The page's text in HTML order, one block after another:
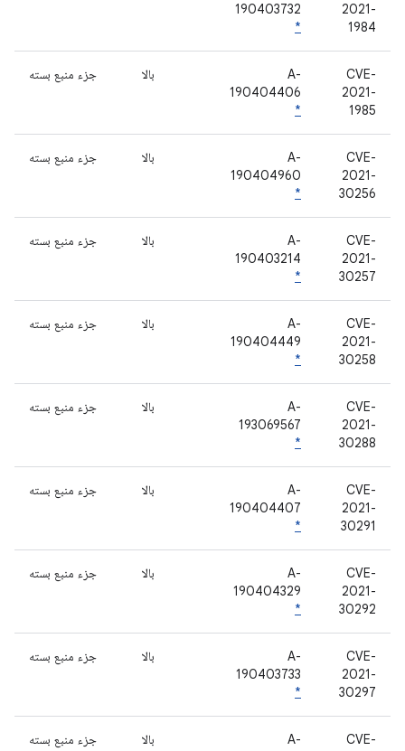
2021-
1984
190403732
*
CVE-
2021-
1985
A-
190404406
*
بالا جزء منبع بسته
CVE-
2021-
30256
A-
190404960
*
بالا جزء منبع بسته
CVE-
2021-
30257
A-
190403214
*
بالا جزء منبع بسته
CVE-
2021-
30258
A-
190404449
*
بالا جزء منبع بسته
CVE-
2021-
30288
A-
193069567
*
بالا جزء منبع بسته
CVE-
2021-
30291
A-
190404407
*
بالا جزء منبع بسته
CVE-
2021-
30292
A-
190404329
*
بالا جزء منبع بسته
CVE-
2021-
30297
A-
190403733
*
بالا جزء منبع بسته
CVE-
A-
بالا جزء منبع بسته